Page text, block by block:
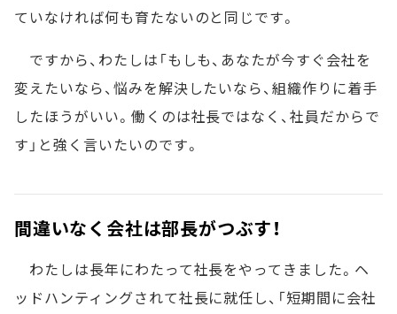
ていなければ何も育たないのと同じです。
ですから、わたしは「もしも、あなたが今すぐ会社を
変えたいなら、悩みを解決したいなら、組織作りに着手
したほうがいい。働くのは社長ではなく、社員だからで
す」と強く言いたいのです。
間違いなく会社は部長がつぶす！
わたしは長年にわたって社長をやってきました。ヘ
ッドハンティングされて社長に就任し、「短期間に会社